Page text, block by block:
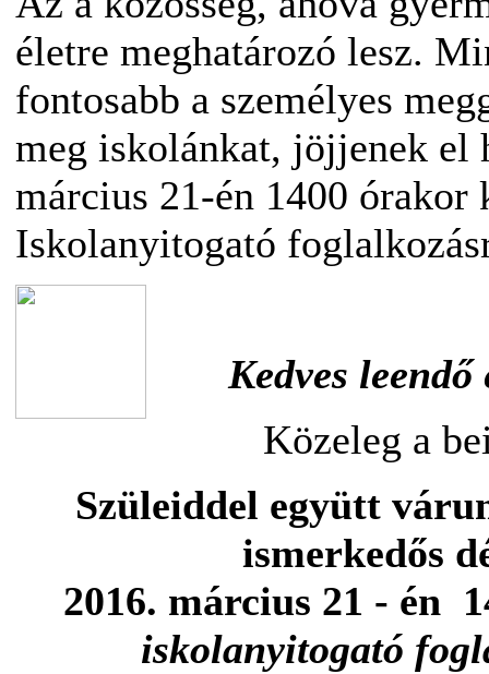
életre meghatározó lesz.
fontosabb a személyes
meg iskolánkat, jöjjenek el
március 21-én 1400 órakor
Iskolanyitogató
Kedves
Közeleg a
Szüleiddel együtt
ismerkedős
2016. március 21 - én
iskolanyitogató